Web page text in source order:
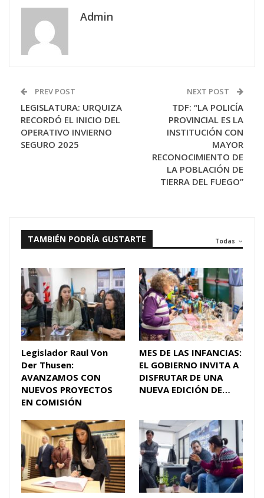
Admin
PREV POST
LEGISLATURA: URQUIZA
RECORDÓ EL INICIO DEL
OPERATIVO INVIERNO
SEGURO 2025
NEXT POST
TDF: “LA POLICÍA
PROVINCIAL ES LA
INSTITUCIÓN CON
MAYOR
RECONOCIMIENTO DE
LA POBLACIÓN DE
TIERRA DEL FUEGO”
Todas
TAMBIÉN PODRÍA GUSTARTE
Legislador Raul Von
Der Thusen:
AVANZAMOS CON
NUEVOS PROYECTOS
EN COMISIÓN
MES DE LAS INFANCIAS:
EL GOBIERNO INVITA A
DISFRUTAR DE UNA
NUEVA EDICIÓN DE…